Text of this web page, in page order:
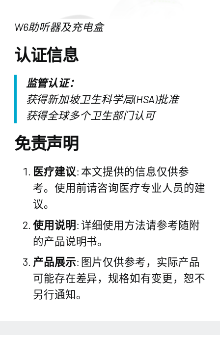
W6助听器及充电盒
认证信息
监管认证：
获得新加坡卫生科学局(HSA)批准
获得全球多个卫生部门认可
免责声明
医疗建议: 本文提供的信息仅供参
考。使用前请咨询医疗专业人员的建
议。
使用说明: 详细使用方法请参考随附
的产品说明书。
产品展示: 图片仅供参考，实际产品
可能存在差异，规格如有变更，恕不
另行通知。